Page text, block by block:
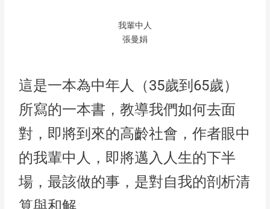
我輩中人
張曼娟
這是一本為中年人（35歲到65歲）
所寫的一本書，教導我們如何去面
對，即將到來的高齡社會，作者眼中
的我輩中人，即將邁入人生的下半
場，最該做的事，是對自我的剖析清